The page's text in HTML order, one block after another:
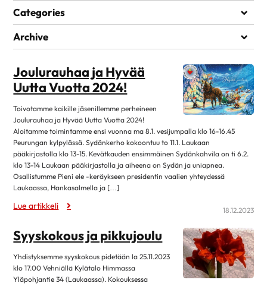
Categories
Ei kategorioita
Archive
joulukuu 2025 1
elokuu 2025 1
toukokuu 2025 1
huhtikuu 2025
maaliskuu 2025 1
helmikuu 2025
tammikuu 2025
joulukuu 2024
heinäkuu 2024 1
kesäkuu 2024 2
toukokuu 2024 2
Joulurauhaa ja Hyvää
Uutta Vuotta 2024!
Toivotamme kaikille jäsenillemme perheineen
Joulurauhaa ja Hyvää Uutta Vuotta 2024!
Aloitamme toimintamme ensi vuonna ma 8.1. vesijumpalla klo 16-16.45
Peurungan kylpylässä. Sydänkerho kokoontuu to 11.1. Laukaan
pääkirjastolla klo 13-15. Kevätkauden ensimmäinen Sydänkahvila on ti 6.2.
klo 13-14 Laukaan pääkirjastolla ja aiheena on Sydän ja uniapnea.
Osallistumme Pieni ele -keräykseen presidentin vaalien yhteydessä
Laukaassa, Hankasalmella ja […]
Lue artikkeli 18.12.2023
Syyskokous ja pikkujoulu
Yhdistyksemme syyskokous pidetään la 25.11.2023
klo 17.00 Vehniällä Kylätalo Himmassa
Yläpohjantie 34 (Laukaassa). Kokouksessa